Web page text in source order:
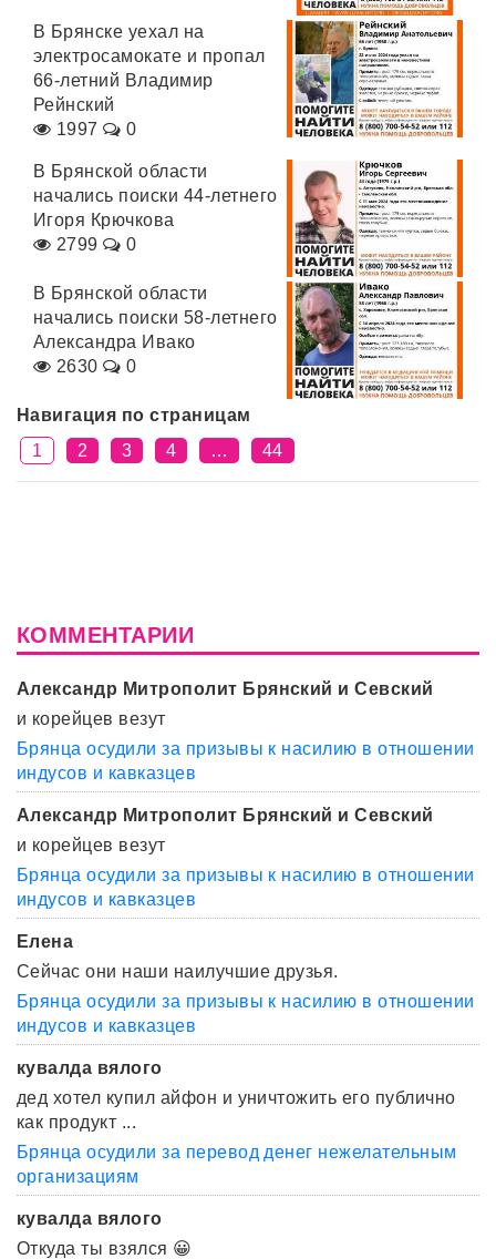
В Брянске уехал на
электросамокате и пропал
66-летний Владимир
Рейнский
1997
0
В Брянской области
начались поиски 44-летнего
Игоря Крючкова
2799
0
В Брянской области
начались поиски 58-летнего
Александра Ивако
2630
0
Навигация по страницам
1
2 3 4 … 44
КОММЕНТАРИИ
Александр Митрополит Брянский и Севский
и корейцев везут
Брянца осудили за призывы к насилию в отношении
индусов и кавказцев
Александр Митрополит Брянский и Севский
и корейцев везут
Брянца осудили за призывы к насилию в отношении
индусов и кавказцев
Елена
Сейчас они наши наилучшие друзья.
Брянца осудили за призывы к насилию в отношении
индусов и кавказцев
кувалда вялого
дед хотел купил айфон и уничтожить его публично
как продукт ...
Брянца осудили за перевод денег нежелательным
организациям
кувалда вялого
Откуда ты взялся 😀